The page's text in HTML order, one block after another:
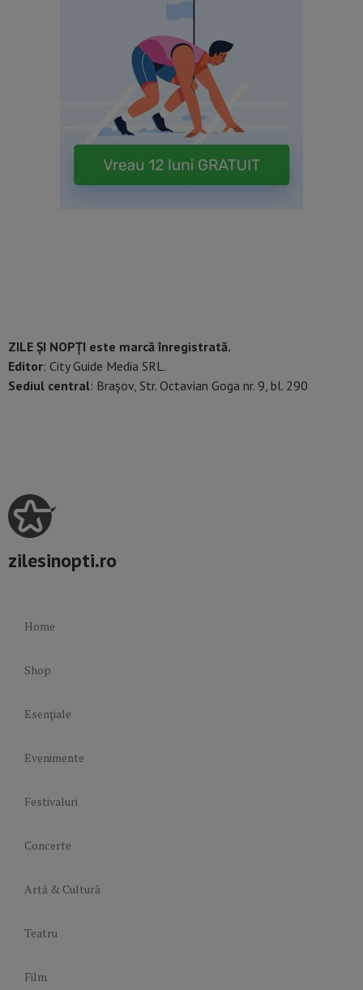
ZILE ȘI NOPȚI este marcă înregistrată.
Editor: City Guide Media SRL.
Sediul central: Brașov, Str. Octavian Goga nr. 9, bl. 290
zilesinopti.ro
Home
Shop
Esențiale
Evenimente
Festivaluri
Concerte
Artă & Cultură
Teatru
Film